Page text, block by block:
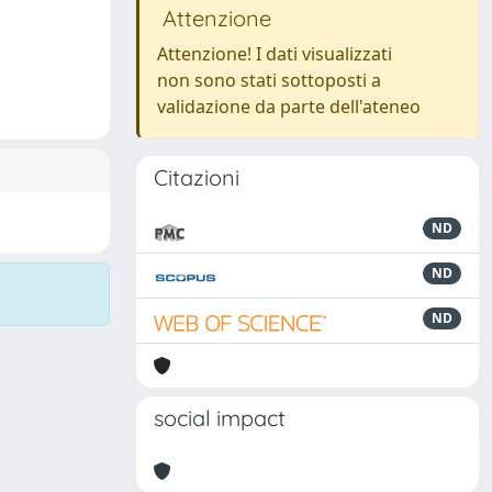
Attenzione
Attenzione! I dati visualizzati
non sono stati sottoposti a
validazione da parte dell'ateneo
Citazioni
ND
ND
ND
social impact